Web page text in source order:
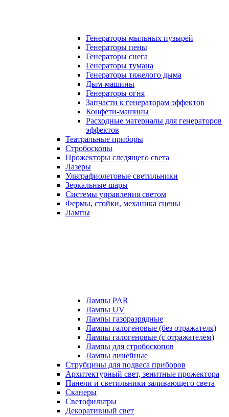
Генераторы мыльных пузырей
Генераторы пены
Генераторы снега
Генераторы тумана
Генераторы тяжелого дыма
Дым-машины
Генераторы огня
Запчасти к генераторам эффектов
Конфети-машины
Расходные материалы для генераторов
эффектов
Театральные приборы
Стробоскопы
Прожекторы следящего света
Лазеры
Ультрафиолетовые светильники
Зеркальные шары
Системы управления светом
Фермы, стойки, механика сцены
Лампы
Лампы PAR
Лампы UV
Лампы газоразрядные
Лампы галогеновые (без отражателя)
Лампы галогеновые (с отражателем)
Лампы для стробоскопов
Лампы линейные
Струбцины для подвеса приборов
Архитектурный свет, зенитные прожектора
Панели и светильники заливающего света
Сканеры
Светофильтры
Декоративный свет